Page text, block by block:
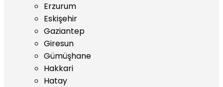
Erzurum
Eskişehir
Gaziantep
Giresun
Gümüşhane
Hakkari
Hatay